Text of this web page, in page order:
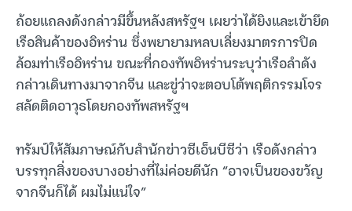
ถ้อยแถลงดังกล่าวมีขึ้นหลังสหรัฐฯ เผยว่าได้ยิงและเข้ายึด
เรือสินค้าของอิหร่าน ซึ่งพยายามหลบเลี่ยงมาตรการปิด
ล้อมท่าเรืออิหร่าน ขณะที่กองทัพอิหร่านระบุว่าเรือลำดัง
กล่าวเดินทางมาจากจีน และขู่ว่าจะตอบโต้พฤติกรรมโจร
สลัดติดอาวุธโดยกองทัพสหรัฐฯ
ทรัมป์ให้สัมภาษณ์กับสำนักข่าวซีเอ็นบีซีว่า เรือดังกล่าว
บรรทุกสิ่งของบางอย่างที่ไม่ค่อยดีนัก “อาจเป็นของขวัญ
จากจีนก็ได้ ผมไม่แน่ใจ”